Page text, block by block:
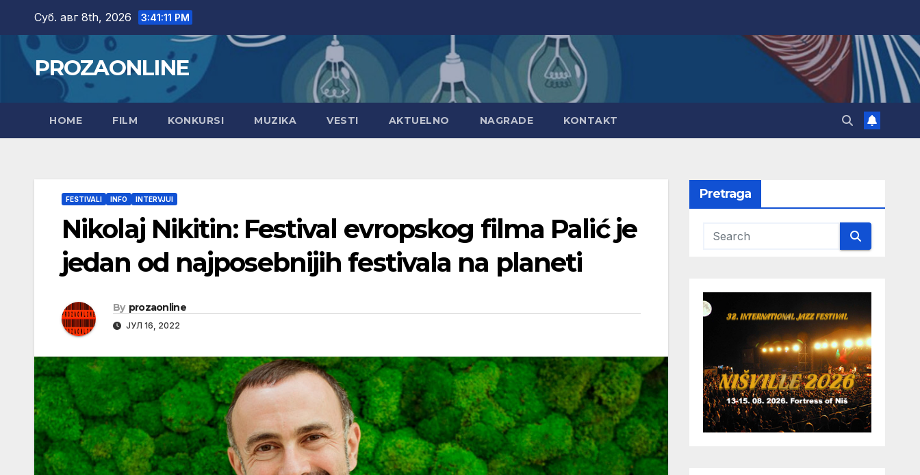
content
Суб. авг 8th, 2026 3:41:12 PM
PROZAONLINE
HOME FILM KONKURSI MUZIKA VESTI AKTUELNO NAGRADE KONTAKT
FESTIVALI INFO INTERVJUI
Nikolaj Nikitin: Festival evropskog filma Palić je
jedan od najposebnijih festivala na planeti
By prozaonline
ЈУЛ 16, 2022
Pretraga